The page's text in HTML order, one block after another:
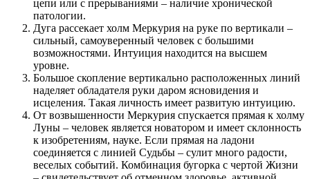
цепи или с прерываниями – наличие хронической
патологии.
Дуга рассекает холм Меркурия на руке по вертикали –
сильный, самоуверенный человек с большими
возможностями. Интуиция находится на высшем
уровне.
Большое скопление вертикально расположенных линий
наделяет обладателя руки даром ясновидения и
исцеления. Такая личность имеет развитую интуицию.
От возвышенности Меркурия спускается прямая к холму
Луны – человек является новатором и имеет склонность
к изобретениям, науке. Если прямая на ладони
соединяется с линией Судьбы – сулит много радости,
веселых событий. Комбинация бугорка с чертой Жизни